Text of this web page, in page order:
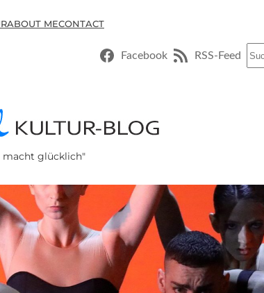
ABOUT MECONTACT
Facebook RSS-Feed
macht glücklich"